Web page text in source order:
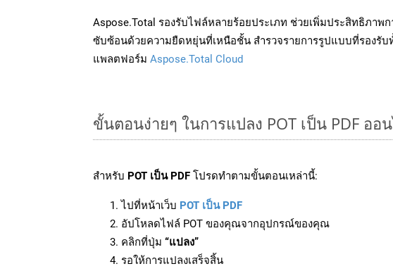
Aspose.Total รองรับไฟล์หลายร้อยประเภท ช่วยเพิ่มประสิทธิภาพ
ซับซ้อนด้วยความยืดหยุ่นที่เหนือชั้น สำรวจรายการรูปแบบที่รองรั
แพลตฟอร์ม Aspose.Total Cloud
ขั้นตอนง่ายๆ ในการแปลง POT เป็น PDF ออ
สำหรับ POT เป็น PDF โปรดทำตามขั้นตอนเหล่านี้:
ไปที่หน้าเว็บ POT เป็น PDF
อัปโหลดไฟล์ POT ของคุณจากอุปกรณ์ของคุณ
คลิกที่ปุ่ม “แปลง”
รอให้การแปลงเสร็จสิ้น